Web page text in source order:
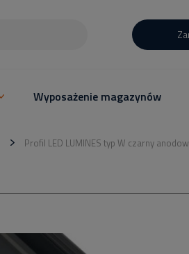
Wyposażenie magazynów
Profil LED LUMINES typ W czarny